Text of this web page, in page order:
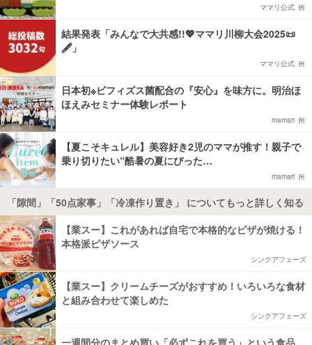
ママリ公式
結果発表「みんなで大共感!!💖ママリ川柳大会2025📜
🖋️」
ママリ公式
日本初※ビフィズス菌配合の『安心』を味方に。明治ほ
ほえみセミナー体験レポート
mamari
【夏こそキュレル】美容好き2児のママが推す！親子で
乗り切りたい“酷暑の夏にぴった…
mamari
「隙間」「50点家事」「冷凍作り置き」 についてもっと詳しく知る
【業スー】これがあれば自宅で本格的なピザが焼ける！
本格派ピザソース
シンクアフェーズ
【業スー】クリームチーズがおすすめ！いろいろな食材
と組み合わせて楽しめた
シンクアフェーズ
一週間分のまとめ買い「必ずこれを買う」という食品